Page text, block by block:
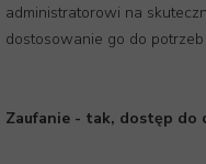
administratorowi na
dostosowanie go do
Zaufanie - tak, dostęp do